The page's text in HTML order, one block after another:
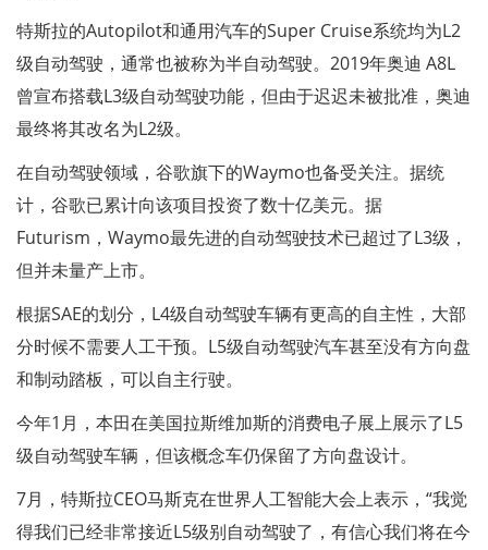
特斯拉的Autopilot和通用汽车的Super Cruise系统均为L2
级自动驾驶，通常也被称为半自动驾驶。2019年奥迪 A8L
曾宣布搭载L3级自动驾驶功能，但由于迟迟未被批准，奥迪
最终将其改名为L2级。
在自动驾驶领域，谷歌旗下的Waymo也备受关注。据统
计，谷歌已累计向该项目投资了数十亿美元。据
Futurism，Waymo最先进的自动驾驶技术已超过了L3级，
但并未量产上市。
根据SAE的划分，L4级自动驾驶车辆有更高的自主性，大部
分时候不需要人工干预。L5级自动驾驶汽车甚至没有方向盘
和制动踏板，可以自主行驶。
今年1月，本田在美国拉斯维加斯的消费电子展上展示了L5
级自动驾驶车辆，但该概念车仍保留了方向盘设计。
7月，特斯拉CEO马斯克在世界人工智能大会上表示，“我觉
得我们已经非常接近L5级别自动驾驶了，有信心我们将在今